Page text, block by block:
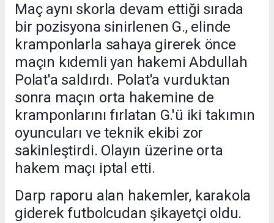
Maç aynı skorla devam ettiği sırada
bir pozisyona sinirlenen G., elinde
kramponlarla sahaya girerek önce
maçın kıdemli yan hakemi Abdullah
Polat'a saldırdı. Polat'a vurduktan
sonra maçın orta hakemine de
kramponlarını fırlatan G.'ü iki takımın
oyuncuları ve teknik ekibi zor
sakinleştirdi. Olayın üzerine orta
hakem maçı iptal etti.
Darp raporu alan hakemler, karakola
giderek futbolcudan şikayetçi oldu.